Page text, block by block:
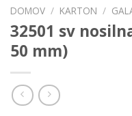
DOMOV / KARTON /
32501 sv
50 mm)